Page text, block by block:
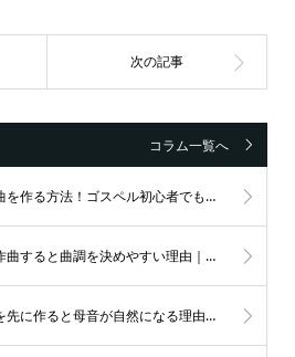
コラム一覧へ
リズムから曲を作る方法！ゴスペル初心者でもノリ良く作曲する秘訣
コードから作曲すると曲調を決めやすい理由｜初心者も納得のゴスペル作曲術
メロディーを先に作ると母音が自然になる理由｜歌唱力を劇的に変えるゴスペルの秘訣